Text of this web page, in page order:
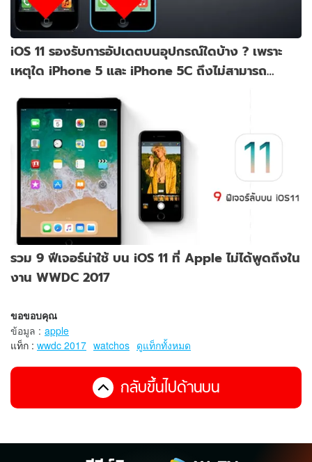
iOS 11 รองรับการอัปเดตบนอุปกรณ์ใดบ้าง ? เพราะ
เหตุใด iPhone 5 และ iPhone 5C ถึงไม่สามารถ
รวม 9 ฟีเจอร์น่าใช้ บน iOS 11 ที่ Apple ไม่ได้พูดถึงใน
งาน WWDC 2017
ขอขอบคุณ
ข้อมูล : apple
แท็ก : wwdc 2017 watchos ดูแท็กทั้งหมด
กลับขึ้นไปด้านบน